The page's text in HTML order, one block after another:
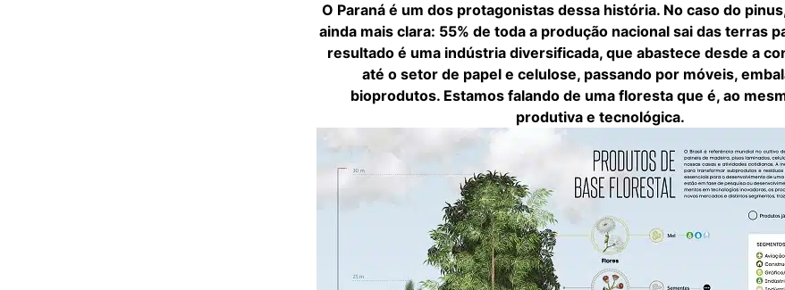
O Paraná é um dos protagonistas dessa história. No caso do
ainda mais clara: 55% de toda a produção nacional sai das terras
resultado é uma indústria diversificada, que abastece desde a
até o setor de papel e celulose, passando por móveis,
bioprodutos. Estamos falando de uma floresta que é, ao
produtiva e tecnológica.